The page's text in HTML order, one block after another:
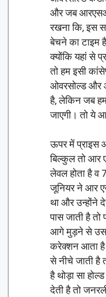
और जब
रखना कि, इस
बेचने का टाइम
क्योंकि यहां से
तो हम इसी
ओवरसोल्ड और
है, लेकिन जब
जाएगी। तो ये
ऊपर में प्राइस
बिल्कुल तो आर
लेवल होता है व
जूनियर ने आर
था और उन्होंने
पास जाती है तो
आगे मुड़ने से
करेक्शन आता है
से नीचे जाती है
है थोड़ा सा
देती है तो